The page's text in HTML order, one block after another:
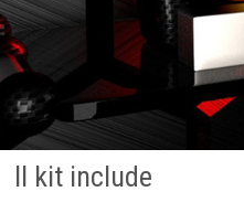
Il kit include